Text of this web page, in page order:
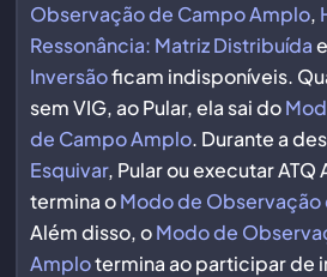
Observação de Campo Amplo,
Ressonância: Matriz Distribuídae
Inversãoficam indisponíveis.
sem VIG, ao Pular, ela sai do
de Campo Amplo. Durante a
Esquivar, Pular ou executar
termina oModo de
Além disso, oModo de
Amplotermina ao participar de